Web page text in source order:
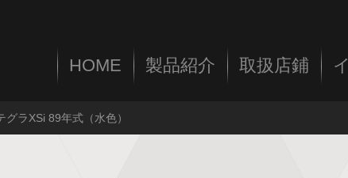
HOME 製品紹介 取扱店鋪
ラXSi 89年式（水色）